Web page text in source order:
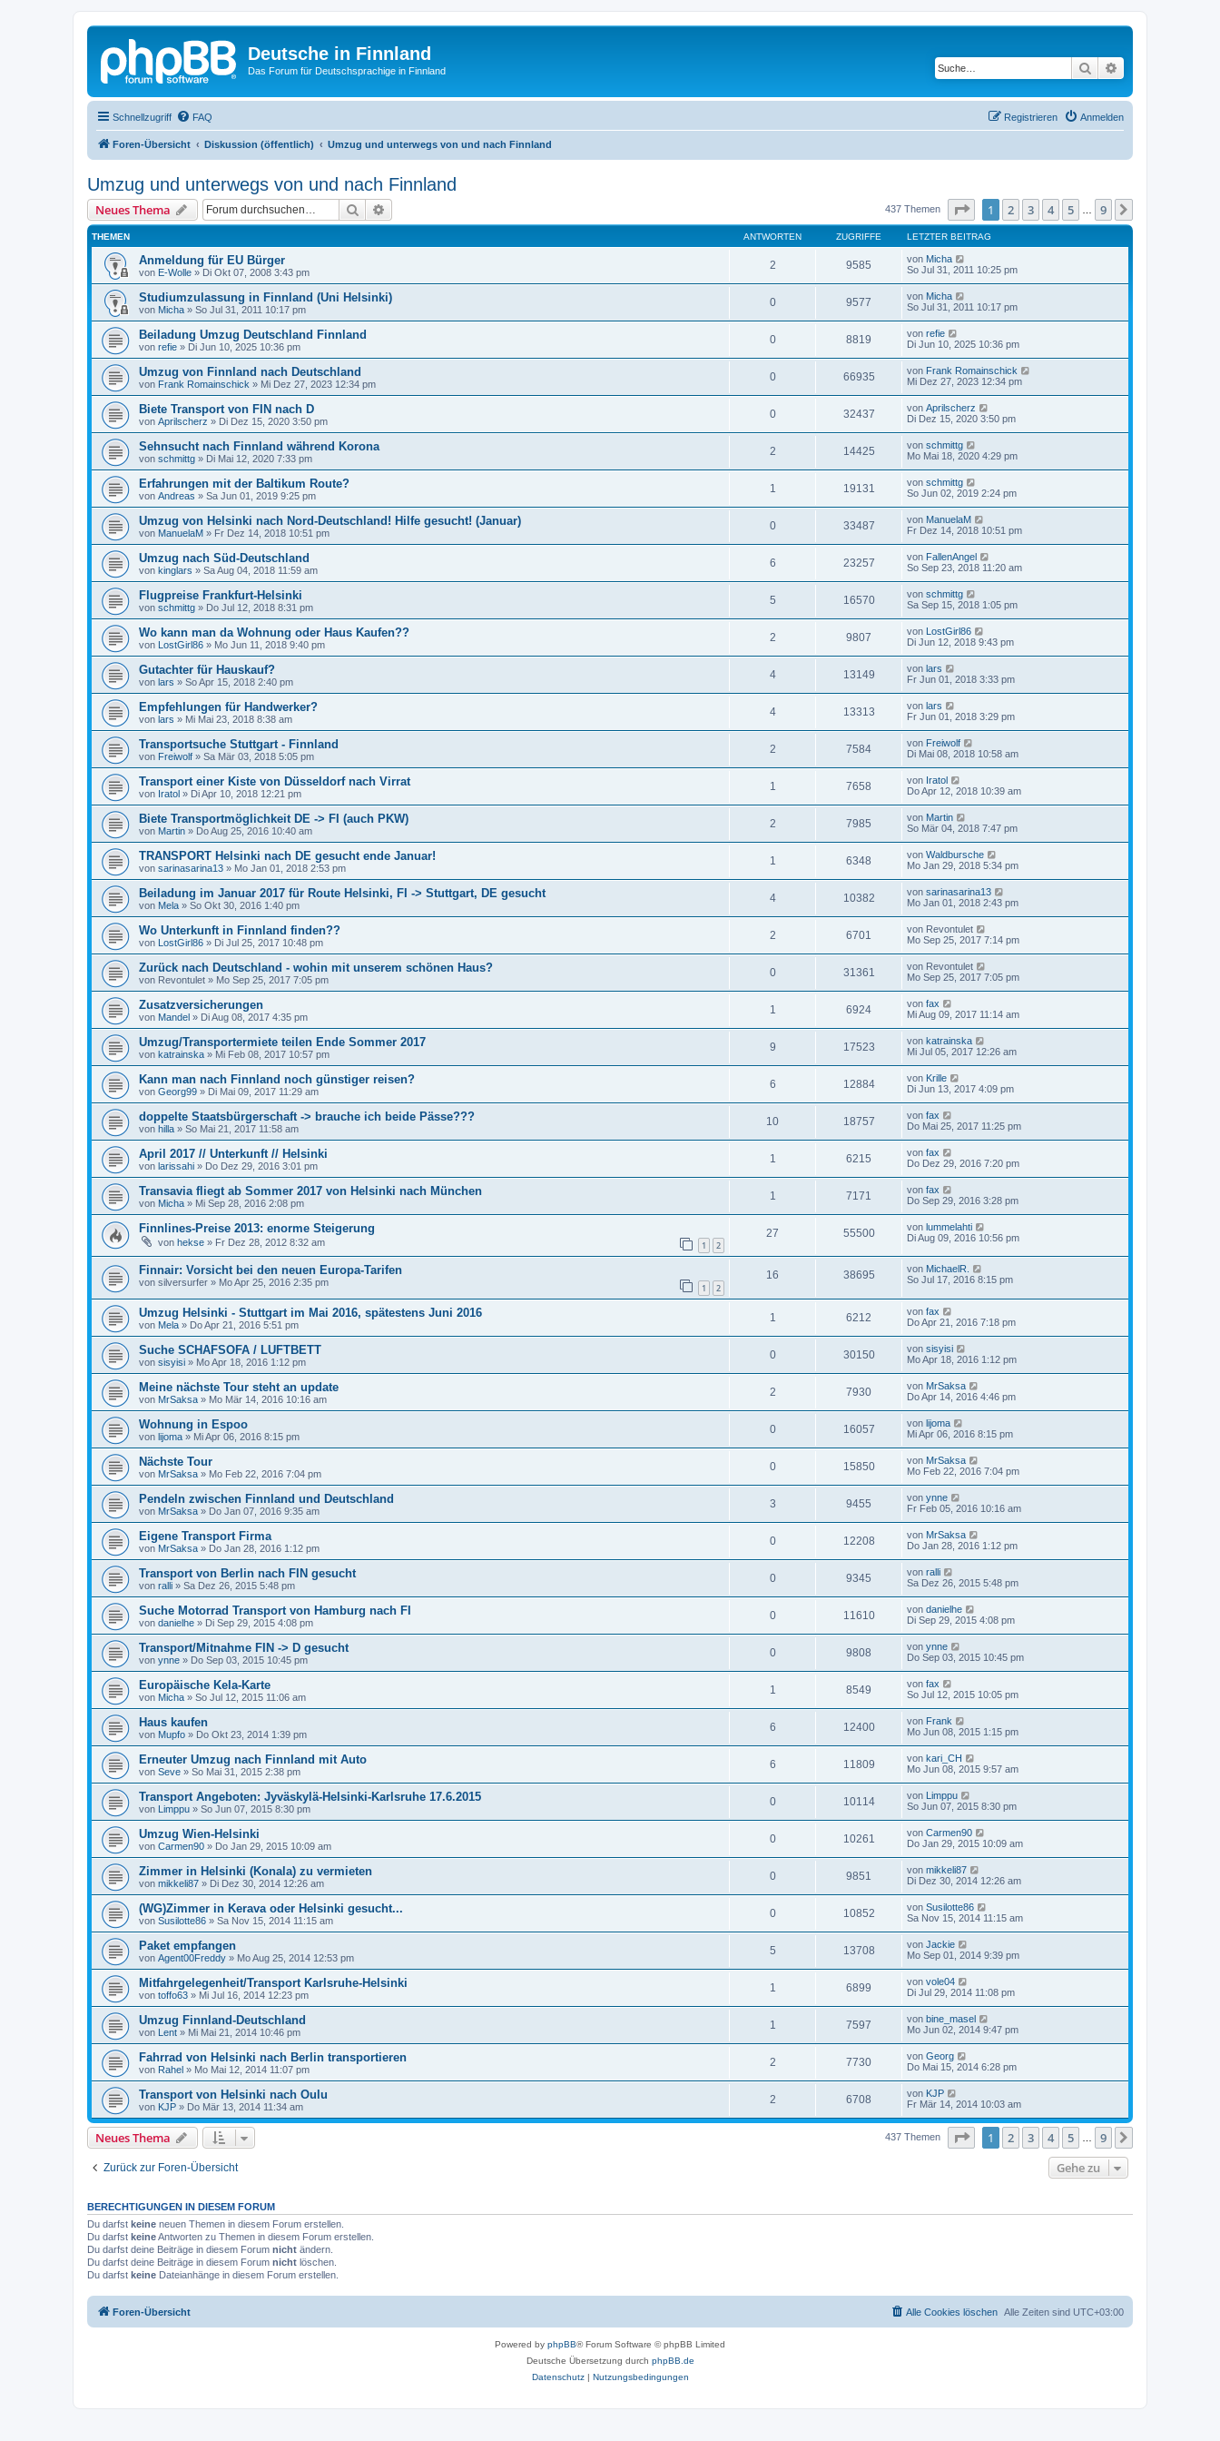
Deutsche in Finnland
Das Forum für Deutschsprachige in Finnland Suche
Schnellzugriff FAQ Anmelden
Registrieren
Foren-Übersicht Diskussion (öffentlich) Umzug und unterwegs von und nach Finnland
Umzug und unterwegs von und nach Finnland
Neues Thema Suche 437 Themen Seite von9
1 2 3 4 5 9
THEMEN ANTWORTEN ZUGRIFFE LETZTER BEITRAG
Anmeldung für EU Bürger
von E-Wolle » Di Okt 07, 2008 3:43 pm
2 9585 von Micha
So Jul 31, 2011 10:25 pm
Studiumzulassung in Finnland (Uni Helsinki)
von Micha » So Jul 31, 2011 10:17 pm
0 9577 von Micha
So Jul 31, 2011 10:17 pm
Beiladung Umzug Deutschland Finnland
von refie » Di Jun 10, 2025 10:36 pm
0 8819 von refie
Di Jun 10, 2025 10:36 pm
Umzug von Finnland nach Deutschland
von Frank Romainschick » Mi Dez 27, 2023 12:34 pm
0 66935 von Frank Romainschick
Mi Dez 27, 2023 12:34 pm
Biete Transport von FIN nach D
von Aprilscherz » Di Dez 15, 2020 3:50 pm
0 32437 von Aprilscherz
Di Dez 15, 2020 3:50 pm
Sehnsucht nach Finnland während Korona
von schmittg » Di Mai 12, 2020 7:33 pm
2 14425 von schmittg
Mo Mai 18, 2020 4:29 pm
Erfahrungen mit der Baltikum Route?
von Andreas » Sa Jun 01, 2019 9:25 pm
1 19131 von schmittg
So Jun 02, 2019 2:24 pm
Umzug von Helsinki nach Nord-Deutschland! Hilfe gesucht! (Januar)
von ManuelaM » Fr Dez 14, 2018 10:51 pm
0 33487 von ManuelaM
Fr Dez 14, 2018 10:51 pm
Umzug nach Süd-Deutschland
von kinglars » Sa Aug 04, 2018 11:59 am
6 23257 von FallenAngel
So Sep 23, 2018 11:20 am
Flugpreise Frankfurt-Helsinki
von schmittg » Do Jul 12, 2018 8:31 pm
5 16570 von schmittg
Sa Sep 15, 2018 1:05 pm
Wo kann man da Wohnung oder Haus Kaufen??
von LostGirl86 » Mo Jun 11, 2018 9:40 pm
2 9807 von LostGirl86
Di Jun 12, 2018 9:43 pm
Gutachter für Hauskauf?
von lars » So Apr 15, 2018 2:40 pm
4 13149 von lars
Fr Jun 01, 2018 3:33 pm
Empfehlungen für Handwerker?
von lars » Mi Mai 23, 2018 8:38 am
4 13313 von lars
Fr Jun 01, 2018 3:29 pm
Transportsuche Stuttgart - Finnland
von Freiwolf » Sa Mär 03, 2018 5:05 pm
2 7584 von Freiwolf
Di Mai 08, 2018 10:58 am
Transport einer Kiste von Düsseldorf nach Virrat
von Iratol » Di Apr 10, 2018 12:21 pm
1 7658 von Iratol
Do Apr 12, 2018 10:39 am
Biete Transportmöglichkeit DE -> FI (auch PKW)
von Martin » Do Aug 25, 2016 10:40 am
2 7985 von Martin
So Mär 04, 2018 7:47 pm
TRANSPORT Helsinki nach DE gesucht ende Januar!
von sarinasarina13 » Mo Jan 01, 2018 2:53 pm
1 6348 von Waldbursche
Mo Jan 29, 2018 5:34 pm
Beiladung im Januar 2017 für Route Helsinki, FI -> Stuttgart, DE gesucht
von Mela » So Okt 30, 2016 1:40 pm
4 10382 von sarinasarina13
Mo Jan 01, 2018 2:43 pm
Wo Unterkunft in Finnland finden??
von LostGirl86 » Di Jul 25, 2017 10:48 pm
2 6701 von Revontulet
Mo Sep 25, 2017 7:14 pm
Zurück nach Deutschland - wohin mit unserem schönen Haus?
von Revontulet » Mo Sep 25, 2017 7:05 pm
0 31361 von Revontulet
Mo Sep 25, 2017 7:05 pm
Zusatzversicherungen
von Mandel » Di Aug 08, 2017 4:35 pm
1 6924 von fax
Mi Aug 09, 2017 11:14 am
Umzug/Transportermiete teilen Ende Sommer 2017
von katrainska » Mi Feb 08, 2017 10:57 pm
9 17523 von katrainska
Mi Jul 05, 2017 12:26 am
Kann man nach Finnland noch günstiger reisen?
von Georg99 » Di Mai 09, 2017 11:29 am
6 12884 von Krille
Di Jun 13, 2017 4:09 pm
doppelte Staatsbürgerschaft -> brauche ich beide Pässe???
von hilla » So Mai 21, 2017 11:58 am
10 18757 von fax
Do Mai 25, 2017 11:25 pm
April 2017 // Unterkunft // Helsinki
von larissahi » Do Dez 29, 2016 3:01 pm
1 6215 von fax
Do Dez 29, 2016 7:20 pm
Transavia fliegt ab Sommer 2017 von Helsinki nach München
von Micha » Mi Sep 28, 2016 2:08 pm
1 7171 von fax
Do Sep 29, 2016 3:28 pm
Finnlines-Preise 2013: enorme Steigerung
von hekse » Fr Dez 28, 2012 8:32 am 1 2
27 55500 von lummelahti
Di Aug 09, 2016 10:56 pm
Finnair: Vorsicht bei den neuen Europa-Tarifen
von silversurfer » Mo Apr 25, 2016 2:35 pm 1 2
16 38695 von MichaelR.
So Jul 17, 2016 8:15 pm
Umzug Helsinki - Stuttgart im Mai 2016, spätestens Juni 2016
von Mela » Do Apr 21, 2016 5:51 pm
1 6212 von fax
Do Apr 21, 2016 7:18 pm
Suche SCHAFSOFA / LUFTBETT
von sisyisi » Mo Apr 18, 2016 1:12 pm
0 30150 von sisyisi
Mo Apr 18, 2016 1:12 pm
Meine nächste Tour steht an update
von MrSaksa » Mo Mär 14, 2016 10:16 am
2 7930 von MrSaksa
Do Apr 14, 2016 4:46 pm
Wohnung in Espoo
von lijoma » Mi Apr 06, 2016 8:15 pm
0 16057 von lijoma
Mi Apr 06, 2016 8:15 pm
Nächste Tour
von MrSaksa » Mo Feb 22, 2016 7:04 pm
0 15850 von MrSaksa
Mo Feb 22, 2016 7:04 pm
Pendeln zwischen Finnland und Deutschland
von MrSaksa » Do Jan 07, 2016 9:35 am
3 9455 von ynne
Fr Feb 05, 2016 10:16 am
Eigene Transport Firma
von MrSaksa » Do Jan 28, 2016 1:12 pm
0 12208 von MrSaksa
Do Jan 28, 2016 1:12 pm
Transport von Berlin nach FIN gesucht
von ralli » Sa Dez 26, 2015 5:48 pm
0 9345 von ralli
Sa Dez 26, 2015 5:48 pm
Suche Motorrad Transport von Hamburg nach FI
von danielhe » Di Sep 29, 2015 4:08 pm
0 11610 von danielhe
Di Sep 29, 2015 4:08 pm
Transport/Mitnahme FIN -> D gesucht
von ynne » Do Sep 03, 2015 10:45 pm
0 9808 von ynne
Do Sep 03, 2015 10:45 pm
Europäische Kela-Karte
von Micha » So Jul 12, 2015 11:06 am
1 8549 von fax
So Jul 12, 2015 10:05 pm
Haus kaufen
von Mupfo » Do Okt 23, 2014 1:39 pm
6 12400 von Frank
Mo Jun 08, 2015 1:15 pm
Erneuter Umzug nach Finnland mit Auto
von Seve » So Mai 31, 2015 2:38 pm
6 11809 von kari_CH
Mo Jun 08, 2015 9:57 am
Transport Angeboten: Jyväskylä-Helsinki-Karlsruhe 17.6.2015
von Limppu » So Jun 07, 2015 8:30 pm
0 10114 von Limppu
So Jun 07, 2015 8:30 pm
Umzug Wien-Helsinki
von Carmen90 » Do Jan 29, 2015 10:09 am
0 10261 von Carmen90
Do Jan 29, 2015 10:09 am
Zimmer in Helsinki (Konala) zu vermieten
von mikkeli87 » Di Dez 30, 2014 12:26 am
0 9851 von mikkeli87
Di Dez 30, 2014 12:26 am
(WG)Zimmer in Kerava oder Helsinki gesucht...
von Susilotte86 » Sa Nov 15, 2014 11:15 am
0 10852 von Susilotte86
Sa Nov 15, 2014 11:15 am
Paket empfangen
von Agent00Freddy » Mo Aug 25, 2014 12:53 pm
5 13708 von Jackie
Mo Sep 01, 2014 9:39 pm
Mitfahrgelegenheit/Transport Karlsruhe-Helsinki
von toffo63 » Mi Jul 16, 2014 12:23 pm
1 6899 von vole04
Di Jul 29, 2014 11:08 pm
Umzug Finnland-Deutschland
von Lent » Mi Mai 21, 2014 10:46 pm
1 7597 von bine_masel
Mo Jun 02, 2014 9:47 pm
Fahrrad von Helsinki nach Berlin transportieren
von Rahel » Mo Mai 12, 2014 11:07 pm
2 7730 von Georg
Do Mai 15, 2014 6:28 pm
Transport von Helsinki nach Oulu
von KJP » Do Mär 13, 2014 11:34 am
2 6708 von KJP
Fr Mär 14, 2014 10:03 am
Neues Thema 437 Themen Seite von9
1 2 3 4 5 9
Zurück zur Foren-Übersicht Gehe zu
BERECHTIGUNGEN IN DIESEM FORUM
Du darfst keine neuen Themen in diesem Forum erstellen.
Du darfst keineAntworten zu Themen in diesem Forum erstellen.
Du darfst deine Beiträge in diesem Forum nicht ändern.
Du darfst deine Beiträge in diesem Forum nicht löschen.
Du darfst keine Dateianhänge in diesem Forum erstellen.
Foren-Übersicht Alle Zeiten sind UTC+03:00
Alle Cookies löschen
Powered by phpBB® Forum Software © phpBB Limited
Deutsche Übersetzung durch phpBB.de
Datenschutz| Nutzungsbedingungen